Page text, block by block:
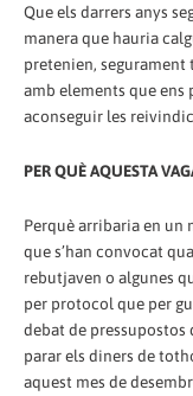
Que els darrers anys
manera que hauria
pretenien, segurament
amb elements que ens
aconseguir les
PER QUÈ AQUESTA
Perquè arribaria en un
que s’han convocat
rebutjaven o algunes
per protocol que per
debat de pressupostos
parar els diners de
aquest mes de